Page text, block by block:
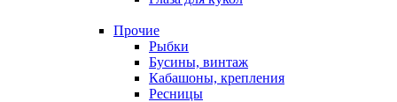
Прочие
Рыбки
Бусины, винтаж
Кабашоны, крепления
Ресницы